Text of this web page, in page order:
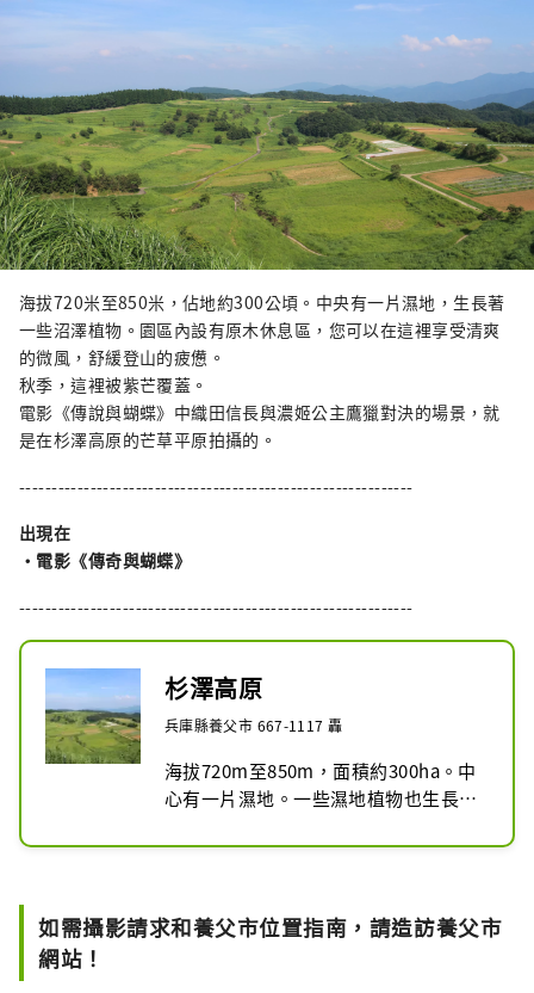
獨棟建築內裝飾有小林泉、池田國道、
池田草庵、繪馬天子、谷哲臣等藝術家
創作的隔扇畫和中國詩詞，建築宏偉，
堪稱鄉村文化博物館。
富農的住宅坐落在溪流旁的山丘上，周
圍環繞著高高的石垣，這是但馬的典型
鄉村風景。但馬地區第一座建在富農家
中的博物館，名為「養父町民族博物
館」。 （2004年改名為養父市奧修亞
紀念館。）
被兵庫縣選為「兵庫縣文化遺址100
選」之一。
海拔720米至850米，佔地約300公頃。中央有一片濕地，生長著
一些沼澤植物。園區內設有原木休息區，您可以在這裡享受清爽
的微風，舒緩登山的疲憊。
秋季，這裡被紫芒覆蓋。
電影《傳說與蝴蝶》中織田信長與濃姬公主鷹獵對決的場景，就
是在杉澤高原的芒草平原拍攝的。
-------------------------------------------------------------
出現在
・電影《傳奇與蝴蝶》
-------------------------------------------------------------
杉澤高原
兵庫縣養父市 667-1117 轟
海拔720m至850m，面積約300ha。中
心有一片濕地。一些濕地植物也生長在
可以舒緩登山的疲勞。
如需攝影請求和養父市位置指南，請造訪養父市
網站！